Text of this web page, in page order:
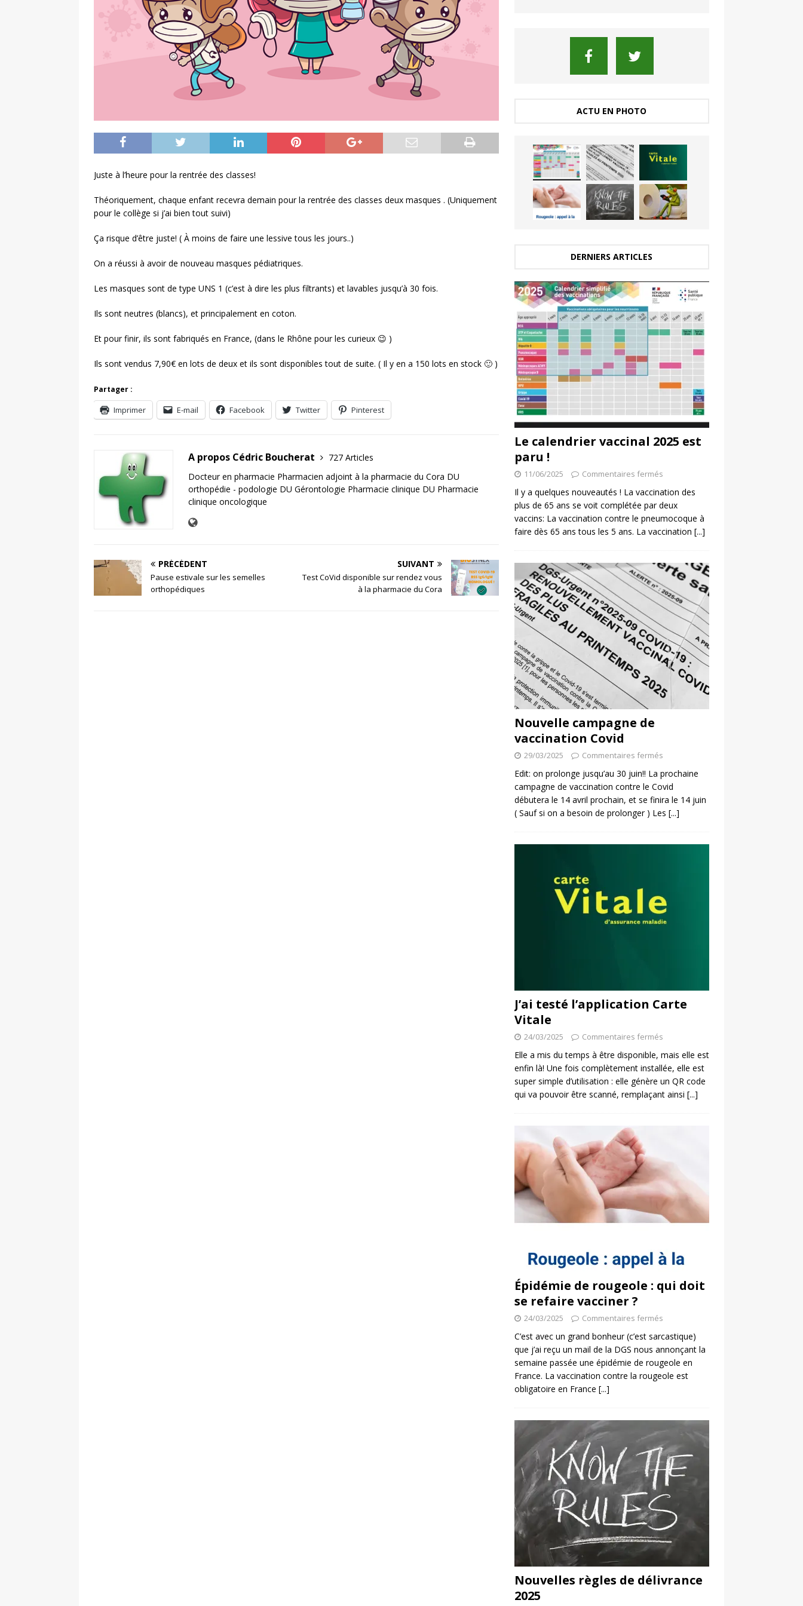
Juste à l’heure pour la rentrée des classes!
Théoriquement, chaque enfant recevra demain pour la rentrée des classes deux masques . (Uniquement
pour le collège si j’ai bien tout suivi)
Ça risque d’être juste! ( À moins de faire une lessive tous les jours..)
On a réussi à avoir de nouveau masques pédiatriques.
Les masques sont de type UNS 1 (c’est à dire les plus filtrants) et lavables jusqu’à 30 fois.
Ils sont neutres (blancs), et principalement en coton.
Et pour finir, ils sont fabriqués en France, (dans le Rhône pour les curieux 😉 )
Ils sont vendus 7,90€ en lots de deux et ils sont disponibles tout de suite. ( Il y en a 150 lots en stock 🙂 )
Partager :
Imprimer E-mail Facebook Twitter Pinterest
A propos Cédric Boucherat
727 Articles
Docteur en pharmacie Pharmacien adjoint à la pharmacie du Cora DU
orthopédie - podologie DU Gérontologie Pharmacie clinique DU Pharmacie
clinique oncologique
PRÉCÉDENT
Pause estivale sur les semelles
orthopédiques
SUIVANT
Test CoVid disponible sur rendez vous
à la pharmacie du Cora
ACTU EN PHOTO
DERNIERS ARTICLES
Le calendrier vaccinal 2025 est
paru !
11/06/2025 Commentaires fermés
Il y a quelques nouveautés ! La vaccination des
plus de 65 ans se voit complétée par deux
vaccins: La vaccination contre le pneumocoque à
faire dès 65 ans tous les 5 ans. La vaccination [...]
Nouvelle campagne de
vaccination Covid
29/03/2025 Commentaires fermés
Edit: on prolonge jusqu’au 30 juin!! La prochaine
campagne de vaccination contre le Covid
débutera le 14 avril prochain, et se finira le 14 juin
( Sauf si on a besoin de prolonger ) Les [...]
J’ai testé l’application Carte
Vitale
24/03/2025 Commentaires fermés
Elle a mis du temps à être disponible, mais elle est
enfin là! Une fois complètement installée, elle est
super simple d’utilisation : elle génère un QR code
qui va pouvoir être scanné, remplaçant ainsi [...]
Épidémie de rougeole : qui doit
se refaire vacciner ?
24/03/2025 Commentaires fermés
C’est avec un grand bonheur (c’est sarcastique)
que j’ai reçu un mail de la DGS nous annonçant la
semaine passée une épidémie de rougeole en
France. La vaccination contre la rougeole est
obligatoire en France [...]
Nouvelles règles de délivrance
2025